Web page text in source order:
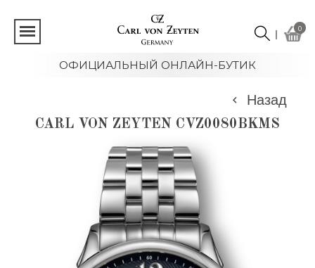
0
ОФИЦИАЛЬНЫЙ ОНЛАЙН-БУТИК
Назад
CARL VON ZEYTEN CVZ0080BKMS